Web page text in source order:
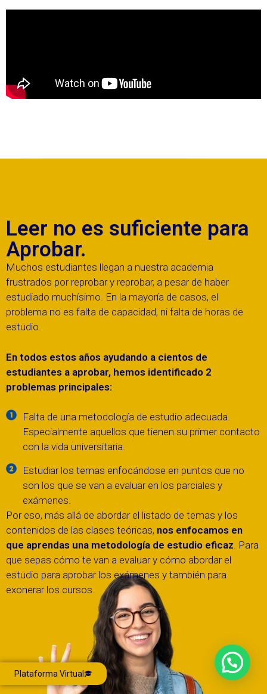
Leer no es suficiente para
Aprobar.
Muchos estudiantes llegan a nuestra academia
frustrados por reprobar y reprobar, a pesar de haber
estudiado muchísimo. En la mayoría de casos, el
problema no es falta de capacidad, ni falta de horas de
estudio.
En todos estos años ayudando a cientos de
estudiantes a aprobar, hemos identificado 2
problemas principales:
Falta de una metodología de estudio adecuada.
Especialmente aquellos que tienen su primer contacto
con la vida universitaria.
Estudiar los temas enfocándose en puntos que no
son los que se van a evaluar en los parciales y
exámenes.
Por eso, más allá de abordar el listado de temas y los
contenidos de las clases teóricas, nos enfocamos en
que aprendas una metodología de estudio eficaz. Para
que sepas cómo te van a evaluar y cómo abordar el
estudio para aprobar los exámenes y también para
exonerar los cursos.
Plataforma Virtual